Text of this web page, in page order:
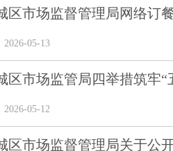
区市场监督管理局网络订
05-13
区市场监管局四举措筑牢
05-12
区市场监督管理局关于公